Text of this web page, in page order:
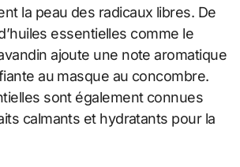
la peau des radicaux libres. De
essentielles comme le
ajoute une note aromatique
au masque au concombre.
sont également connues
calmants et hydratants pour la